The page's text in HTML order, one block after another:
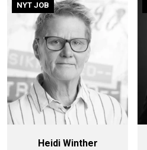
NYT JOB
Heidi Winther